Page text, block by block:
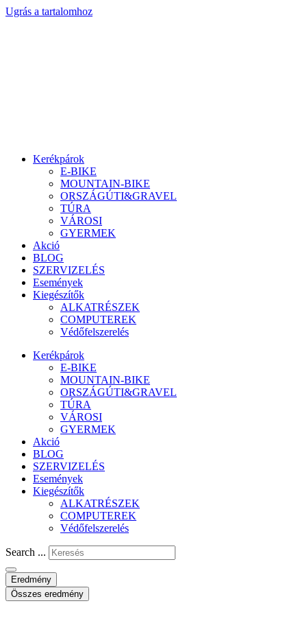
Ugrás a tartalomhoz
Kerékpárok
E-BIKE
MOUNTAIN-BIKE
ORSZÁGÚTI&GRAVEL
TÚRA
VÁROSI
GYERMEK
Akció
BLOG
SZERVIZELÉS
Események
Kiegészítők
ALKATRÉSZEK
COMPUTEREK
Védőfelszerelés
Kerékpárok
E-BIKE
MOUNTAIN-BIKE
ORSZÁGÚTI&GRAVEL
TÚRA
VÁROSI
GYERMEK
Akció
BLOG
SZERVIZELÉS
Események
Kiegészítők
ALKATRÉSZEK
COMPUTEREK
Védőfelszerelés
Search ...
Eredmény
Összes eredmény